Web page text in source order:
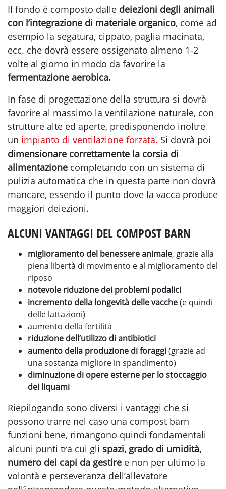
Il fondo è composto dalle deiezioni degli animali
con l’integrazione di materiale organico, come ad
esempio la segatura, cippato, paglia macinata,
ecc. che dovrà essere ossigenato almeno 1-2
volte al giorno in modo da favorire la
fermentazione aerobica.
In fase di progettazione della struttura si dovrà
favorire al massimo la ventilazione naturale, con
strutture alte ed aperte, predisponendo inoltre
un impianto di ventilazione forzata. Si dovrà poi
dimensionare correttamente la corsia di
alimentazione completando con un sistema di
pulizia automatica che in questa parte non dovrà
mancare, essendo il punto dove la vacca produce
maggiori deiezioni.
ALCUNI VANTAGGI DEL COMPOST BARN
miglioramento del benessere animale, grazie alla
piena libertà di movimento e al miglioramento del
riposo
notevole riduzione dei problemi podalici
incremento della longevità delle vacche(e quindi
delle lattazioni)
aumento della fertilità
riduzione dell’utilizzo di antibiotici
aumento della produzione di foraggi(grazie ad
una sostanza migliore in spandimento)
diminuzione di opere esterne per lo stoccaggio
dei liquami
Riepilogando sono diversi i vantaggi che si
possono trarre nel caso una compost barn
funzioni bene, rimangono quindi fondamentali
alcuni punti tra cui gli spazi, grado di umidità,
numero dei capi da gestire e non per ultimo la
volontà e perseveranza dell’allevatore